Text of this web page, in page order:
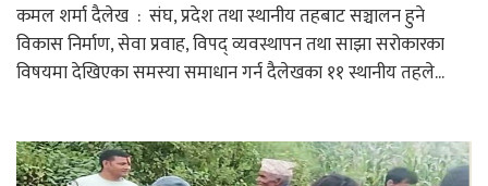
कमल शर्मा दैलेख : संघ, प्रदेश तथा स्थानीय तहबाट सञ्चालन हुने
विकास निर्माण, सेवा प्रवाह, विपद् व्यवस्थापन तथा साझा सरोकारका
विषयमा देखिएका समस्या समाधान गर्न दैलेखका ११ स्थानीय तहले...